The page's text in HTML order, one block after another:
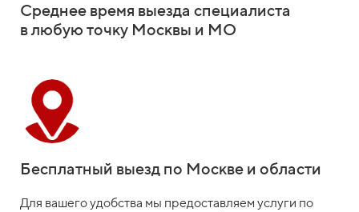
Среднее время выезда специалиста
в любую точку Москвы и МО
Бесплатный выезд по Москве и области
Для вашего удобства мы предоставляем услуги по